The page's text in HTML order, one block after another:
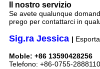
Il nostro servizio
Se avete qualunque
prego per contattarci in
Sig.ra Jessica |
Moble: +86 13590428256
Telefono: +86-0755-